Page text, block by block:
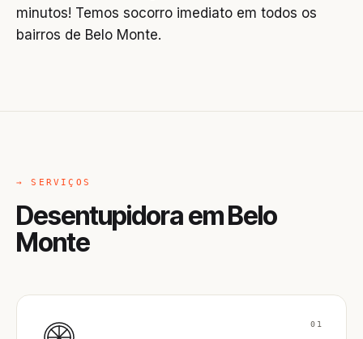
minutos! Temos socorro imediato em todos os
bairros de Belo Monte.
→ SERVIÇOS
Desentupidora em Belo
Monte
01